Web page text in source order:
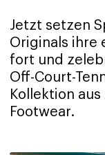
Jetzt setzen
Originals ihre
fort und
Off-Court-
Kollektion
Footwear.